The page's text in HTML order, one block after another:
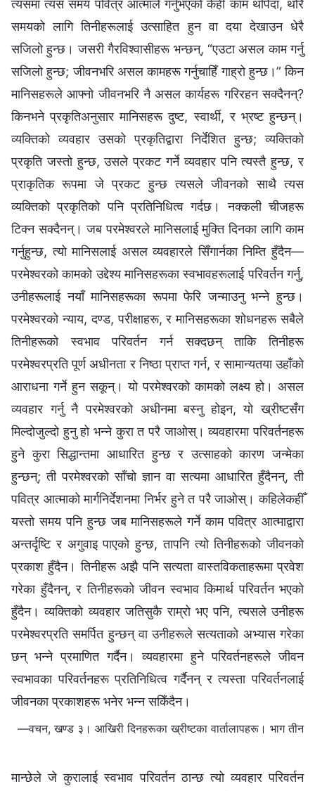
त्यसमा त्यस समय पवित्र आत्माले गर्नुभएको केही काम थपिँदा, थोरै
समयको लागि तिनीहरूलाई उत्साहित हुन वा दया देखाउन धेरै
सजिलो हुन्छ। जसरी गैरविश्‍वासीहरू भन्छन्, “एउटा असल काम गर्नु
सजिलो हुन्छ; जीवनभरि असल कामहरू गर्नुचाहिँ गाह्रो हुन्छ।” किन
मानिसहरूले आफ्‍नो जीवनभरि नै असल कार्यहरू गरिरहन सक्दैनन्?
किनभने प्रकृतिअनुसार मानिसहरू दुष्ट, स्वार्थी, र भ्रष्ट हुन्छन्।
व्यक्तिको व्यवहार उसको प्रकृतिद्वारा निर्देशित हुन्छ; व्यक्तिको
प्रकृति जस्तो हुन्छ, उसले प्रकट गर्ने व्यवहार पनि त्यस्तै हुन्छ, र
प्राकृतिक रूपमा जे प्रकट हुन्छ त्यसले जीवनको साथै त्यस
व्यक्तिको प्रकृतिको पनि प्रतिनिधित्व गर्दछ। नक्कली चीजहरू
टिक्न सक्दैनन्। जब परमेश्‍वरले मानिसलाई मुक्ति दिनका लागि काम
गर्नुहुन्छ, त्यो मानिसलाई असल व्यवहारले सिँगार्नका निम्ति हुँदैन—
परमेश्‍वरको कामको उद्देश्य मानिसहरूका स्वभावहरूलाई परिवर्तन गर्नु,
उनीहरूलाई नयाँ मानिसहरूका रूपमा फेरि जन्माउनु भन्‍ने हुन्छ।
परमेश्‍वरको न्याय, दण्ड, परीक्षाहरू, र मानिसहरूका शोधनहरू सबैले
तिनीहरूको स्वभाव परिवर्तन गर्न सक्दछन् ताकि तिनीहरू
परमेश्‍वरप्रति पूर्ण अधीनता र निष्ठा प्राप्त गर्न, र सामान्यतया उहाँको
आराधना गर्ने हुन सकून्। यो परमेश्‍वरको कामको लक्ष्य हो। असल
व्यवहार गर्नु नै परमेश्‍वरको अधीनमा बस्नु होइन, यो ख्रीष्टसँग
मिल्दोजुल्दो हुनु हो भन्‍ने कुरा त परै जाओस्। व्यवहारमा परिवर्तनहरू
हुने कुरा सिद्धान्तमा आधारित हुन्छ र उत्साहको कारण जन्मेका
हुन्छन्; ती परमेश्‍वरको साँचो ज्ञान वा सत्यमा आधारित हुँदैनन्, ती
पवित्र आत्माको मार्गनिर्देशनमा निर्भर हुने त परै जाओस्। कहिलेकहीँ
यस्तो समय पनि हुन्छ जब मानिसहरूले गर्ने काम पवित्र आत्माद्वारा
अन्तर्दृष्टि र अगुवाइ पाएको हुन्छ, तापनि त्यो तिनीहरूको जीवनको
प्रकाश हुँदैन। तिनीहरू अझै पनि सत्यता वास्तविकताहरूमा प्रवेश
गरेका हुँदैनन्, र तिनीहरूको जीवन स्वभाव किमार्थ परिवर्तन भएको
हुँदैन। व्यक्तिको व्यवहार जतिसुकै राम्रो भए पनि, त्यसले उनीहरू
परमेश्‍वरप्रति समर्पित हुन्छन् वा उनीहरूले सत्यताको अभ्यास गरेका
छन् भन्‍ने प्रमाणित गर्दैन। व्यवहारमा हुने परिवर्तनहरूले जीवन
स्वभावका परिवर्तनहरू प्रतिनिधित्व गर्दैनन् र त्यस्ता परिवर्तनलाई
जीवनका प्रकाशहरू भनेर भन्‍न सकिँदैन।
—वचन, खण्ड ३। आखिरी दिनहरूका ख्रीष्टका वार्तालापहरू। भाग तीन
मान्छेले जे कुरालाई स्वभाव परिवर्तन ठान्छ त्यो व्यवहार परिवर्तन